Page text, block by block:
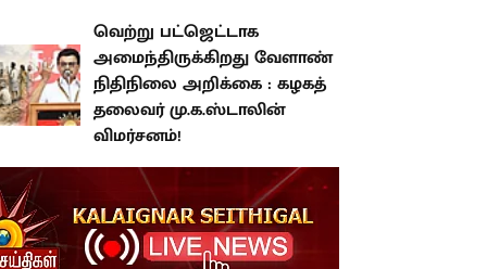
வெற்று பட்ஜெட்டாக
அமைந்திருக்கிறது வேளாண்
நிதிநிலை அறிக்கை : கழகத்
தலைவர் மு.க.ஸ்டாலின்
விமர்சனம்!